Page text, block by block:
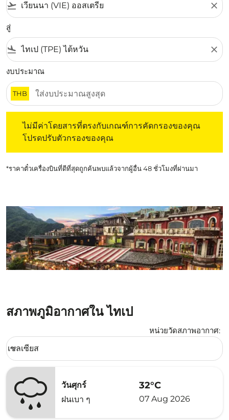
flight_takeoff close
สู่
flight_land close
งบประมาณ
THB
ไม่มีค่าโดยสารที่ตรงกับเกณฑ์การคัดกรองของคุณ
โปรดปรับตัวกรองของคุณ
*ราคาตั๋วเครื่องบินที่ดีที่สุดถูกค้นพบแล้วจากผู้อื่น 48 ชั่วโมงที่ผ่านมา
สภาพภูมิอากาศใน ไทเป
หน่วยวัดสภาพอากาศ:
Weather unit option เซลเซียส Selected
เซลเซียส
keyboard_arrow_down
วันศุกร์
ฝนเบา ๆ
32°C
07 Aug 2026